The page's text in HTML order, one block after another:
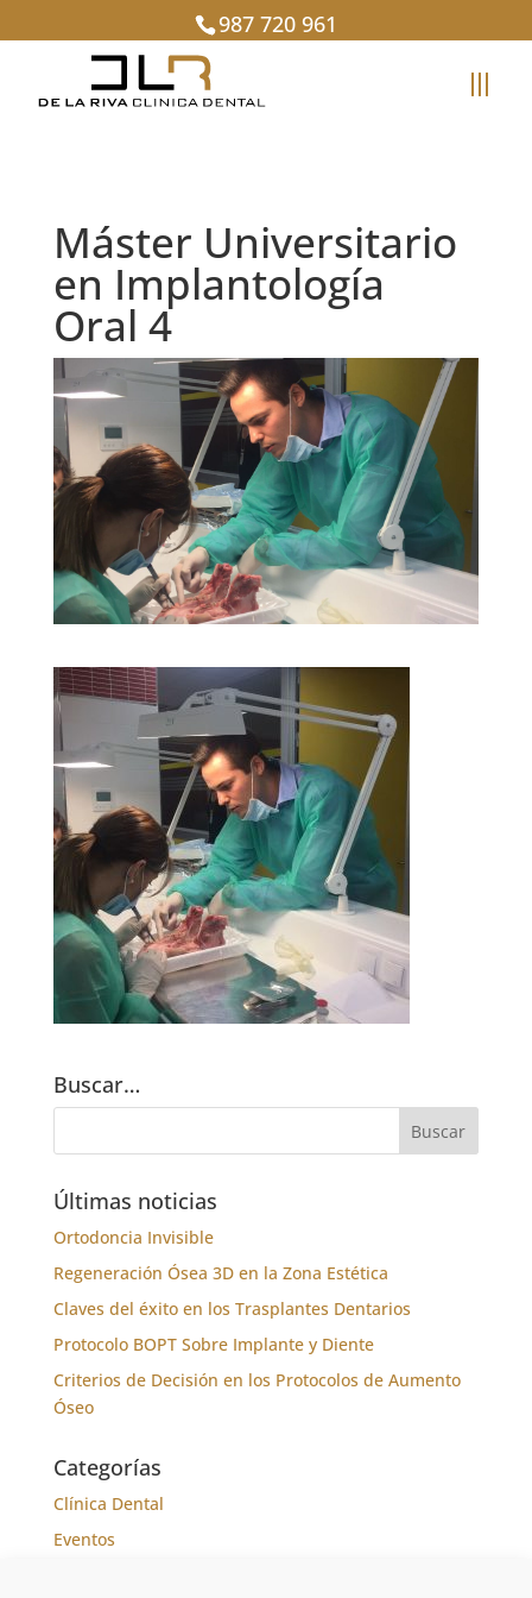
987 720 961
Máster Universitario
en Implantología
Oral 4
Buscar…
Últimas noticias
Ortodoncia Invisible
Regeneración Ósea 3D en la Zona Estética
Claves del éxito en los Trasplantes Dentarios
Protocolo BOPT Sobre Implante y Diente
Criterios de Decisión en los Protocolos de Aumento
Óseo
Categorías
Clínica Dental
Eventos